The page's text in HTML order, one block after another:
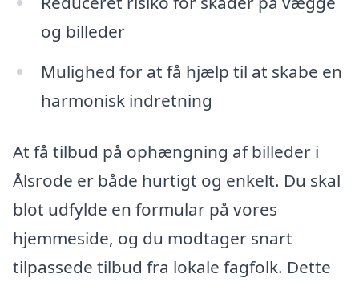
og billeder
Mulighed for at få hjælp til at skabe en
harmonisk indretning
At få tilbud på ophængning af billeder i
Ålsrode er både hurtigt og enkelt. Du skal
blot udfylde en formular på vores
hjemmeside, og du modtager snart
tilpassede tilbud fra lokale fagfolk. Dette